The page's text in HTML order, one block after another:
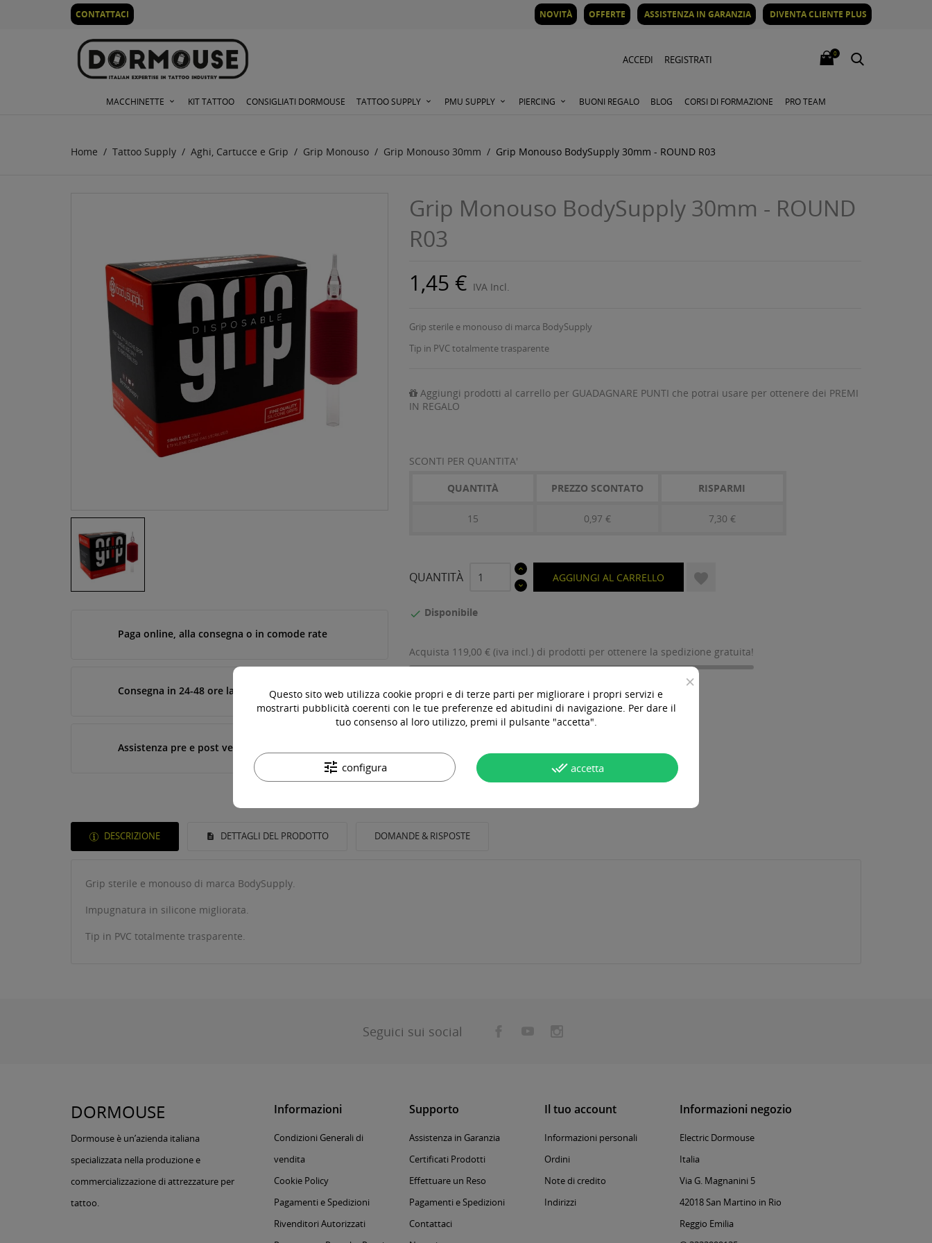
CONTATTACI NOVITÀ OFFERTE ASSISTENZA IN GARANZIA DIVENTA CLIENTE PLUS
ACCEDI REGISTRATI
0
MACCHINETTE KIT TATTOO CONSIGLIATI DORMOUSE TATTOO SUPPLY PMU SUPPLY PIERCING BUONI REGALO BLOG CORSI DI FORMAZIONE PRO TEAM
Home Tattoo Supply Aghi, Cartucce e Grip Grip Monouso Grip Monouso 30mm Grip Monouso BodySupply 30mm - ROUND R03
Paga online, alla consegna o in comode rate
Consegna in 24-48 ore lavorative*
Assistenza pre e post vendita
Grip Monouso BodySupply 30mm - ROUND
R03
1,45 € IVA Incl.
Grip sterile e monouso di marca BodySupply
Tip in PVC totalmente trasparente
Aggiungi prodotti al carrello per GUADAGNARE PUNTI che potrai usare per ottenere dei PREMI
IN REGALO
SCONTI PER QUANTITA'
QUANTITÀ PREZZO SCONTATO RISPARMI
15 0,97 € 7,30 €
QUANTITÀ AGGIUNGI AL CARRELLO 
 Disponibile
Acquista 119,00 € (iva incl.) di prodotti per ottenere la spedizione gratuita!
DESCRIZIONE DETTAGLI DEL PRODOTTO DOMANDE & RISPOSTE
Grip sterile e monouso di marca BodySupply.
Impugnatura in silicone migliorata.
Tip in PVC totalmente trasparente.
Seguici sui social
DORMOUSE
Dormouse è un’azienda italiana
specializzata nella produzione e
commercializzazione di attrezzature per
tattoo.
Informazioni
Condizioni Generali di
vendita
Cookie Policy
Pagamenti e Spedizioni
Rivenditori Autorizzati
Supporto
Assistenza in Garanzia
Certificati Prodotti
Effettuare un Reso
Pagamenti e Spedizioni
Contattaci
Il tuo account
Informazioni personali
Ordini
Note di credito
Indirizzi
Informazioni negozio
Electric Dormouse
Italia
Via G. Magnanini 5
42018 San Martino in Rio
Reggio Emilia
×
Questo sito web utilizza cookie propri e di terze parti per migliorare i propri servizi e
mostrarti pubblicità coerenti con le tue preferenze ed abitudini di navigazione. Per dare il
tuo consenso al loro utilizzo, premi il pulsante "accetta".
tune configura done_all accetta